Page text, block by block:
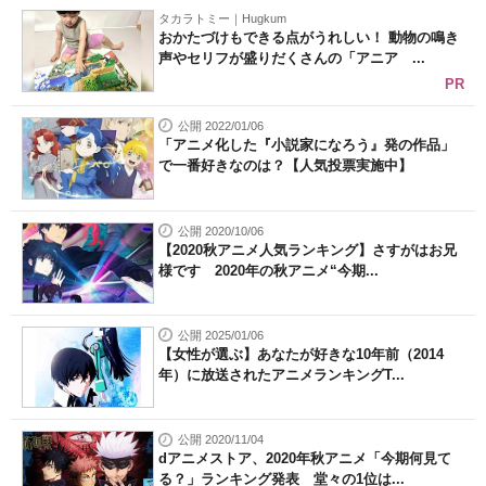
タカラトミー｜Hugkum
おかたづけもできる点がうれしい！ 動物の鳴き
声やセリフが盛りだくさんの「アニア ...
PR
公開 2022/01/06
「アニメ化した『小説家になろう』発の作品」
で一番好きなのは？【人気投票実施中】
公開 2020/10/06
【2020秋アニメ人気ランキング】さすがはお兄
様です 2020年の秋アニメ“今期...
公開 2025/01/06
【女性が選ぶ】あなたが好きな10年前（2014
年）に放送されたアニメランキングT...
公開 2020/11/04
dアニメストア、2020年秋アニメ「今期何見て
る？」ランキング発表 堂々の1位は...